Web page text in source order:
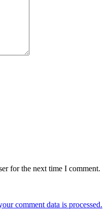
for the next time I comment.
comment data is processed.